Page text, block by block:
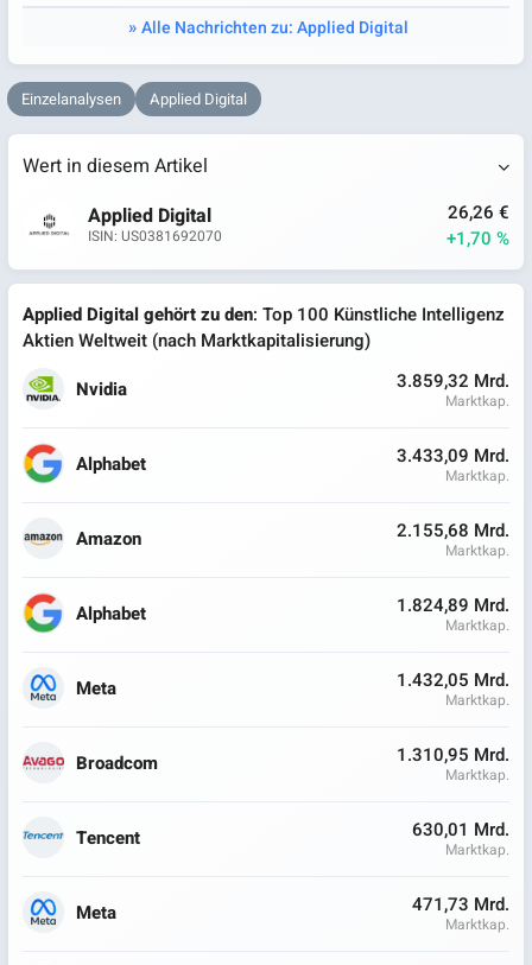
Alle Nachrichten zu: Applied Digital
Einzelanalysen Applied Digital
Wert in diesem Artikel
Applied Digital
ISIN: US0381692070
26,26 €
+1,70 %
Applied Digital gehört zu den: Top 100 Künstliche Intelligenz
Aktien Weltweit (nach Marktkapitalisierung)
Nvidia
3.859,32 Mrd.
Marktkap.
Alphabet 3.433,09 Mrd.
Marktkap.
Amazon 2.155,68 Mrd.
Marktkap.
Alphabet 1.824,89 Mrd.
Marktkap.
Meta 1.432,05 Mrd.
Marktkap.
Broadcom 1.310,95 Mrd.
Marktkap.
Tencent 630,01 Mrd.
Marktkap.
Meta 471,73 Mrd.
Marktkap.